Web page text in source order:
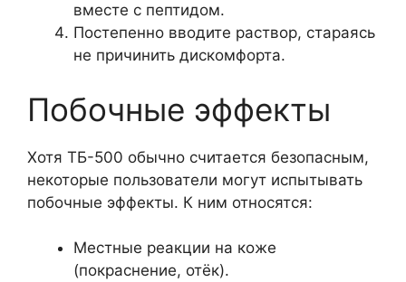
вместе с пептидом.
Постепенно вводите раствор, стараясь
не причинить дискомфорта.
Побочные эффекты
Хотя ТБ-500 обычно считается безопасным,
некоторые пользователи могут испытывать
побочные эффекты. К ним относятся:
Местные реакции на коже
(покраснение, отёк).